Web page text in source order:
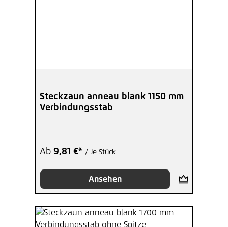
Steckzaun anneau blank 1150 mm
Verbindungsstab
Ab 9,81 €* / Je Stück
Ansehen